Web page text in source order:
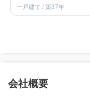
一戸建て / 築37年
会社概要